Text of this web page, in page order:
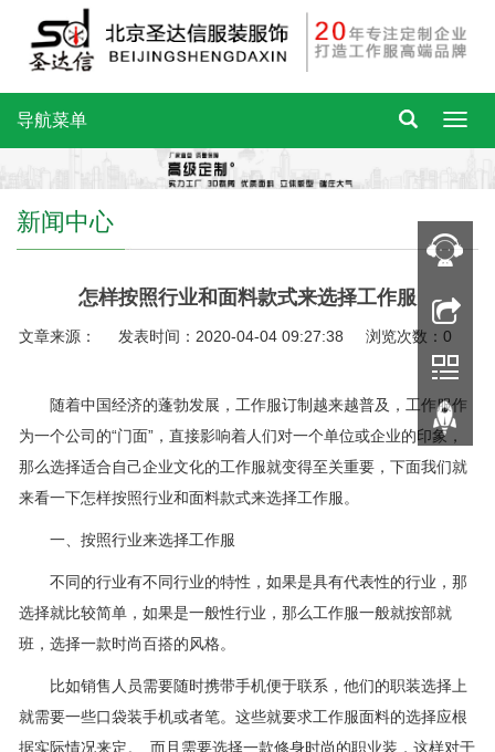
导航菜单
新闻中心
怎样按照行业和面料款式来选择工作服
文章来源： 发表时间：2020-04-04 09:27:38 浏览次数：0
随着中国经济的蓬勃发展，工作服订制越来越普及，工作服作
为一个公司的“门面”，直接影响着人们对一个单位或企业的印象，
那么选择适合自己企业文化的工作服就变得至关重要，下面我们就
来看一下怎样按照行业和面料款式来选择工作服。
一、按照行业来选择工作服
不同的行业有不同行业的特性，如果是具有代表性的行业，那
选择就比较简单，如果是一般性行业，那么工作服一般就按部就
班，选择一款时尚百搭的风格。
比如销售人员需要随时携带手机便于联系，他们的职装选择上
就需要一些口袋装手机或者笔。这些就要求工作服面料的选择应根
据实际情况来定。 而且需要选择一款修身时尚的职业装，这样对于